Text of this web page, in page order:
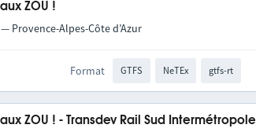
ZOU !
Provence-Alpes-Côte d’Azur
Format GTFS NeTEx gtfs-rt
ZOU ! - Transdev Rail Sud Intermétropole